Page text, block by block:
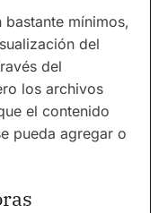
mínimos,
del
del
los archivos
el contenido
pueda agregar o